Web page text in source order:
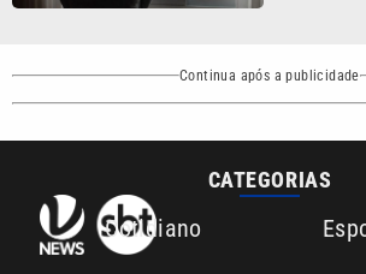
Continua após a publicidade
CATEGORIAS
Cotidiano